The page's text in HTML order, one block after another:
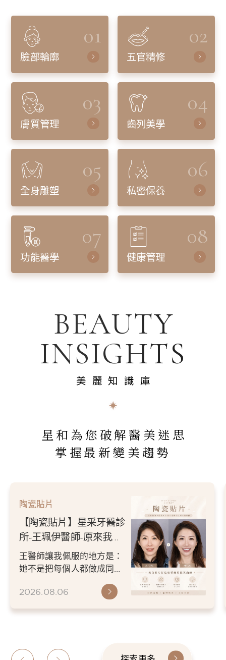
01
臉部輪廓
02
五官精修
03
膚質管理
04
齒列美學
05
全身雕塑
06
私密保養
07
功能醫學
08
健康管理
BEAUTY
INSIGHTS
美麗知識庫
星和為您破解醫美迷思
掌握最新變美趨勢
陶瓷貼片
【陶瓷貼片】星采牙醫診
所-王珮伊醫師-原來我的
不愛笑，只是不喜歡自己
原本的牙齒
王醫師讓我佩服的地方是：
她不是把每個人都做成同一
更適合自己的樣子。 現...
2026.08.06